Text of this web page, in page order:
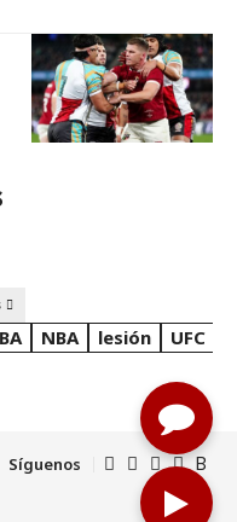
NBA lesión UFC
Síguenos